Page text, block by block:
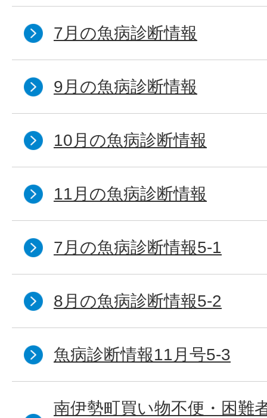
7月の魚病診断情報
9月の魚病診断情報
10月の魚病診断情報
11月の魚病診断情報
7月の魚病診断情報5-1
8月の魚病診断情報5-2
魚病診断情報11月号5-3
南伊勢町買い物不便・困難